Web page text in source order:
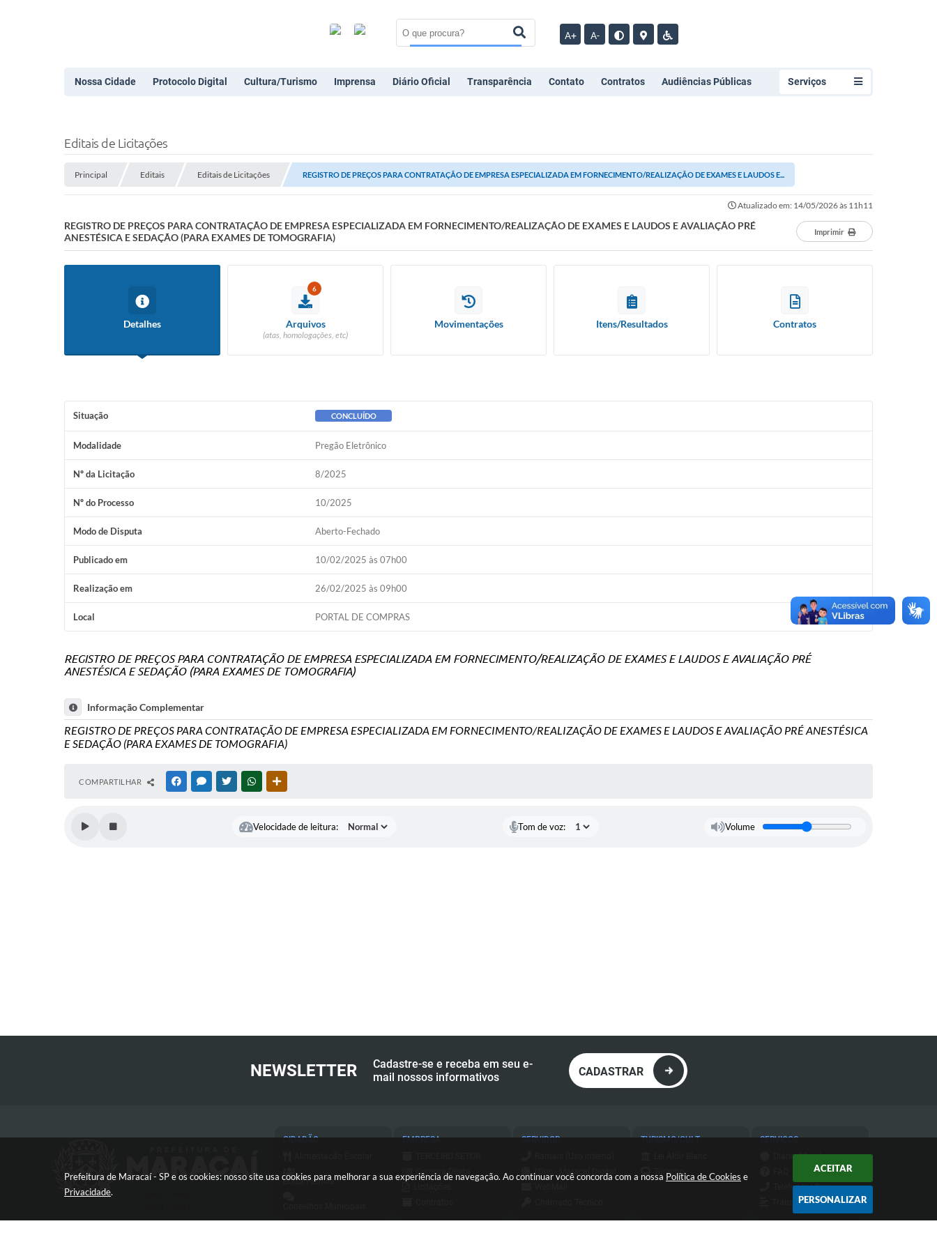
Prefeitura de Maracaí - SP e os cookies: nosso site usa cookies para melhorar a sua experiência de navegação. Ao continuar você concorda com a nossa Política de Cookies e
Privacidade.
ACEITAR
PERSONALIZAR
A+ A-
Nossa Cidade Protocolo Digital Cultura/Turismo Imprensa Diário Oficial Transparência Contato Contratos Audiências Públicas Serviços
Editais de Licitações
Principal Editais Editais de Licitações REGISTRO DE PREÇOS PARA CONTRATAÇÃO DE EMPRESA ESPECIALIZADA EM FORNECIMENTO/REALIZAÇÃO DE EXAMES E LAUDOS E...
Atualizado em: 14/05/2026 às 11h11
REGISTRO DE PREÇOS PARA CONTRATAÇÃO DE EMPRESA ESPECIALIZADA EM FORNECIMENTO/REALIZAÇÃO DE EXAMES E LAUDOS E AVALIAÇÃO PRÉ
ANESTÉSICA E SEDAÇÃO (PARA EXAMES DE TOMOGRAFIA)
Imprimir
Detalhes
6
Arquivos
(atas, homologações, etc)
Movimentações Itens/Resultados Contratos
Situação CONCLUÍDO
Modalidade Pregão Eletrônico
Nº da Licitação 8/2025
Nº do Processo 10/2025
Modo de Disputa Aberto-Fechado
Publicado em 10/02/2025 às 07h00
Realização em 26/02/2025 às 09h00
Local PORTAL DE COMPRAS
REGISTRO DE PREÇOS PARA CONTRATAÇÃO DE EMPRESA ESPECIALIZADA EM FORNECIMENTO/REALIZAÇÃO DE EXAMES E LAUDOS E AVALIAÇÃO PRÉ
ANESTÉSICA E SEDAÇÃO (PARA EXAMES DE TOMOGRAFIA)
Informação Complementar
REGISTRO DE PREÇOS PARA CONTRATAÇÃO DE EMPRESA ESPECIALIZADA EM FORNECIMENTO/REALIZAÇÃO DE EXAMES E LAUDOS E AVALIAÇÃO PRÉ ANESTÉSICA
E SEDAÇÃO (PARA EXAMES DE TOMOGRAFIA)
COMPARTILHAR FACEBOOKMESSENGER
TWITTERWHATSAPP
Velocidade de leitura: Tom de voz: Volume
NEWSLETTER
Cadastre-se e receba em seu e-
mail nossos informativos
CADASTRAR
CIDADÃO
Bolsa Família
Carta de Serviços
EMPRESA
Compra Direta
SERVIDOR
1Doc - Maracaí Digital
TURISMO/CULT
Turismo
SERVIÇOS
Diário Oficial
Telefones Úteis
Transparência